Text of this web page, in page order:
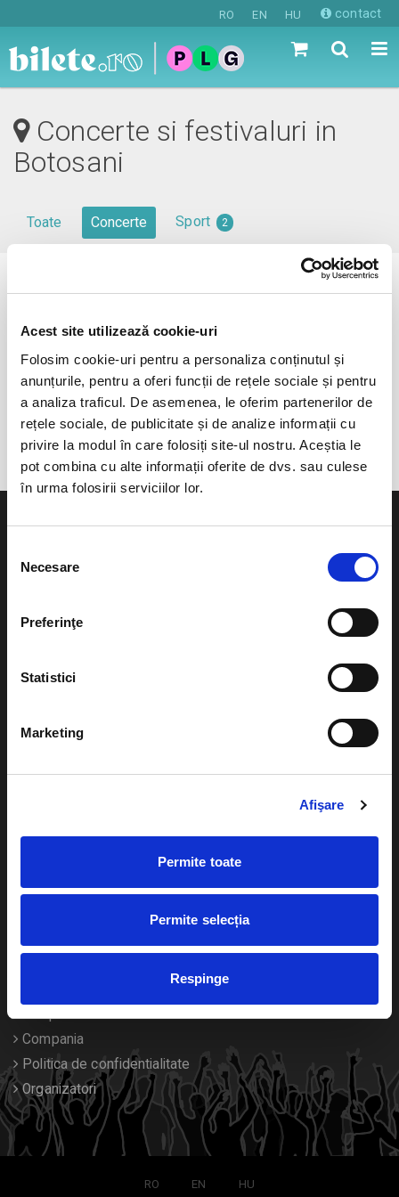
Acest site utilizează cookie-uri
Folosim cookie-uri pentru a personaliza conținutul și
anunțurile, pentru a oferi funcții de rețele sociale și pentru
a analiza traficul. De asemenea, le oferim partenerilor de
rețele sociale, de publicitate și de analize informații cu
privire la modul în care folosiți site-ul nostru. Aceștia le
pot combina cu alte informații oferite de dvs. sau culese
în urma folosirii serviciilor lor.
consimțământului
Necesare
Preferinţe
Statistici
Marketing
Afişare
Permite toate
Permite selecția
Respinge
RO EN HU contact
Concerte si festivaluri in
Botosani
Toate Concerte Sport 2
0 evenimente in viitorul apropiat
anunta-ma pe email cand apare urmatorul eveniment la
Botosani
Livrare prin curier
Duplicare bilete
festivaluri
Pentru copii
Despre Cookies
Compania
Politica de confidentialitate
Organizatori
RO EN HU